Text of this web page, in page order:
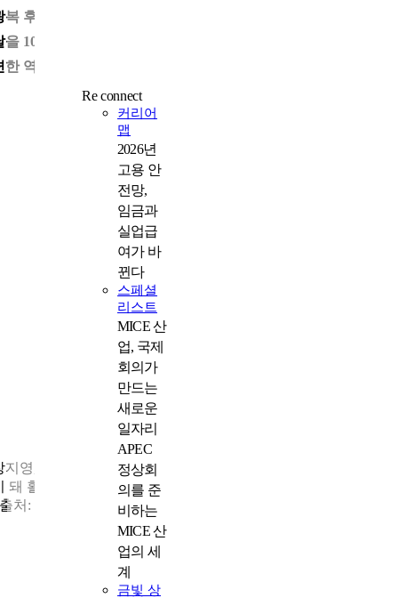
Re connect
커리어
맵
2026년
고용 안
전망,
임금과
실업급
여가 바
뀐다
스페셜
리스트
MICE 산
업, 국제
회의가
만드는
새로운
일자리
APEC
정상회
의를 준
비하는
MICE 산
업의 세
계
금빛 상
복 후에는 1940년에 발견된 훈민정음 해례본 기록을 근거로 한
을 10월 9일로 확정했습니다. 따라서 정답은 ④번입니다. 이와
한 역사 지식을 한번 살펴볼까요?
지영, 이윤재, 최현배, 이희승, 김법린, 한징 등 한글학자가 중심
돼 활동했던 조선어학회
처: 한글학회>